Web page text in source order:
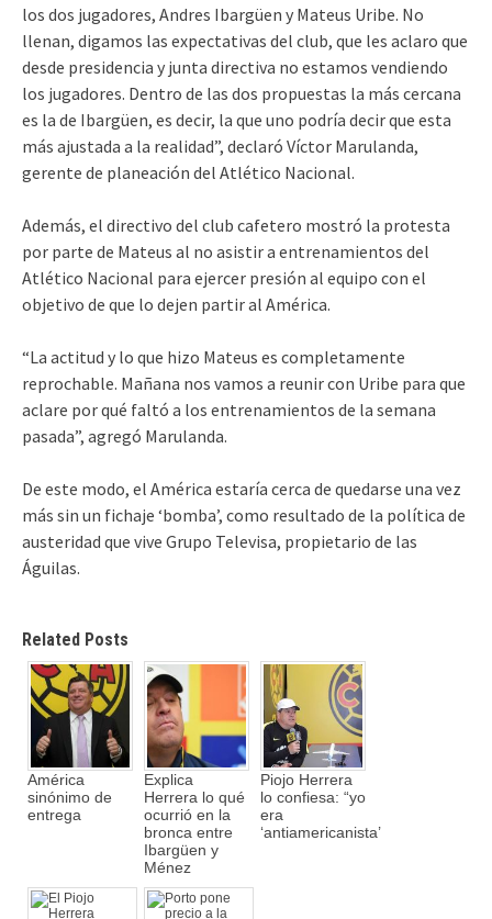
los dos jugadores, Andres Ibargüen y Mateus Uribe. No
llenan, digamos las expectativas del club, que les aclaro que
desde presidencia y junta directiva no estamos vendiendo
los jugadores. Dentro de las dos propuestas la más cercana
es la de Ibargüen, es decir, la que uno podría decir que esta
más ajustada a la realidad”, declaró Víctor Marulanda,
gerente de planeación del Atlético Nacional.
Además, el directivo del club cafetero mostró la protesta
por parte de Mateus al no asistir a entrenamientos del
Atlético Nacional para ejercer presión al equipo con el
objetivo de que lo dejen partir al América.
“La actitud y lo que hizo Mateus es completamente
reprochable. Mañana nos vamos a reunir con Uribe para que
aclare por qué faltó a los entrenamientos de la semana
pasada”, agregó Marulanda.
De este modo, el América estaría cerca de quedarse una vez
más sin un fichaje ‘bomba’, como resultado de la política de
austeridad que vive Grupo Televisa, propietario de las
Águilas.
Related Posts
América
sinónimo de
entrega
Explica
Herrera lo qué
ocurrió en la
bronca entre
Ibargüen y
Ménez
Piojo Herrera
lo confiesa: “yo
era
‘antiamericanista’